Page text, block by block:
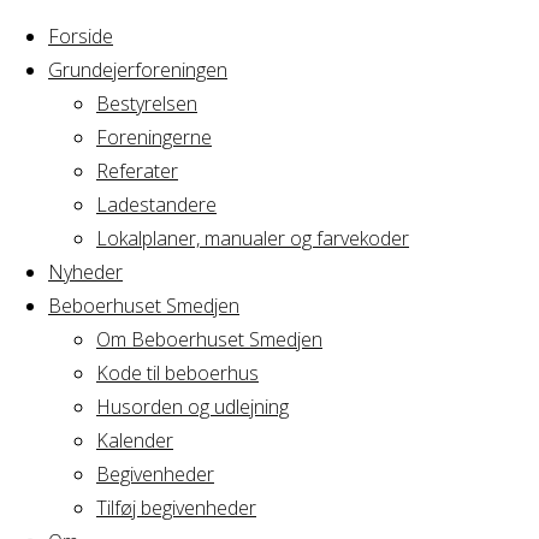
Forside
Grundejerforeningen
Bestyrelsen
Foreningerne
Referater
Ladestandere
Lokalplaner, manualer og farvekoder
Nyheder
Beboerhuset Smedjen
Om Beboerhuset Smedjen
Kode til beboerhus
Husorden og udlejning
Kalender
Begivenheder
Tilføj begivenheder
Home
Arrangement
Syng sammen
Syng
sammen
Hvornår